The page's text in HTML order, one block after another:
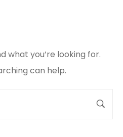
what you’re looking for.
can help.